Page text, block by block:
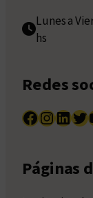
Lunes a
hs
Redes
Facebook InstagramLinkedIn Twitter
Páginas